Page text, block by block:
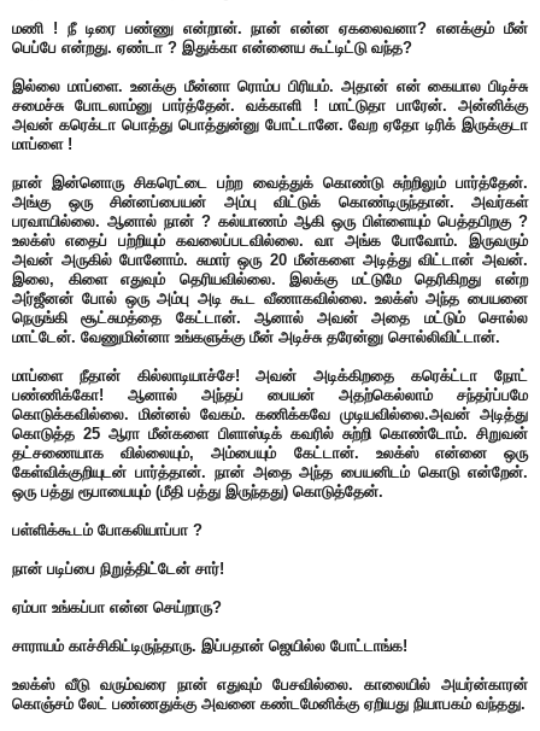
மணி ! நீ டிரை பண்ணு என்றான். நான் என்ன ஏகலைவனா? எனக்கும் மீன்
பெப்பே என்றது. ஏண்டா ? இதுக்கா என்னைய கூட்டிட்டு வந்த?
இல்லை மாப்ளை. உனக்கு மீன்னா ரொம்ப பிரியம். அதான் என் கையால பிடிச்சு
சமைச்சு போடலாம்னு பார்த்தேன். வக்காளி ! மாட்டுதா பாரேன். அன்னிக்கு
அவன் கரெக்டா பொத்து பொத்துன்னு போட்டானே. வேற ஏதோ டிரிக் இருக்குடா
மாப்ளை !
நான் இன்னொரு சிகரெட்டை பற்ற வைத்துக் கொண்டு சுற்றிலும் பார்த்தேன்.
அங்கு ஒரு சின்னப்பையன் அம்பு விட்டுக் கொண்டிருந்தான். அவர்கள்
பரவாயில்லை. ஆனால் நான் ? கல்யாணம் ஆகி ஒரு பிள்ளையும் பெத்தபிறகு ?
உலக்ஸ் எதைப் பற்றியும் கவலைப்படவில்லை. வா அங்க போவோம். இருவரும்
அவன் அருகில் போனோம். சுமார் ஒரு 20 மீன்களை அடித்து விட்டான் அவன்.
இலை, கிளை எதுவும் தெரியவில்லை. இலக்கு மட்டுமே தெரிகிறது என்ற
அர்ஜீனன் போல் ஒரு அம்பு அடி கூட வீணாகவில்லை. உலக்ஸ் அந்த பையனை
நெருங்கி சூட்சுமத்தை கேட்டான். ஆனால் அவன் அதை மட்டும் சொல்ல
மாட்டேன். வேணுமின்னா உங்களுக்கு மீன் அடிச்சு தரேன்னு சொல்லிவிட்டான்.
மாப்ளை நீதான் கில்லாடியாச்சே! அவன் அடிக்கிறதை கரெக்ட்டா நோட்
பண்ணிக்கோ! ஆனால் அந்தப் பையன் அதற்கெல்லாம் சந்தர்ப்பமே
கொடுக்கவில்லை. மின்னல் வேகம். கணிக்கவே முடியவில்லை.அவன் அடித்து
கொடுத்த 25 ஆரா மீன்களை பிளாஸ்டிக் கவரில் சுற்றி கொண்டோம். சிறுவன்
தட்சணையாக வில்லையும், அம்பையும் கேட்டான். உலக்ஸ் என்னை ஒரு
கேள்விக்குறியுடன் பார்த்தான். நான் அதை அந்த பையனிடம் கொடு என்றேன்.
ஒரு பத்து ரூபாயையும் (மீதி பத்து இருந்தது) கொடுத்தேன்.
பள்ளிக்கூடம் போகலியாப்பா ?
நான் படிப்பை நிறுத்திட்டேன் சார்!
ஏம்பா உங்கப்பா என்ன செய்றாரு?
சாராயம் காச்சிகிட்டிருந்தாரு. இப்பதான் ஜெயில்ல போட்டாங்க!
உலக்ஸ் வீடு வரும்வரை நான் எதுவும் பேசவில்லை. காலையில் அயர்ன்காரன்
கொஞ்சம் லேட் பண்ணதுக்கு அவனை கண்டமேனிக்கு ஏறியது நியாபகம் வந்தது.